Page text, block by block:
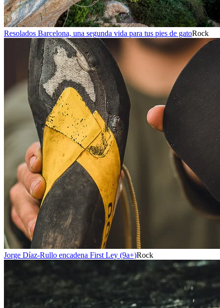
Resolados Barcelona, una segunda vida para tus pies de gatoRock
Jorge Díaz-Rullo encadena First Ley (9a+)Rock